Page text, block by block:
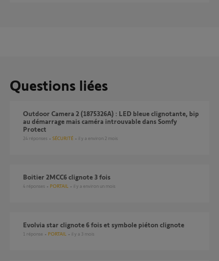
Questions liées
Outdoor Camera 2 (1875326A) : LED bleue clignotante, bip
au démarrage mais caméra introuvable dans Somfy
Protect
24 réponses SÉCURITÉ il y a environ 2 mois
Boitier 2MCC6 clignote 3 fois
4 réponses PORTAIL il y a environ un mois
Evolvia star clignote 6 fois et symbole piéton clignote
1 réponse PORTAIL il y a 3 mois